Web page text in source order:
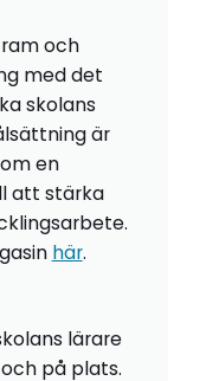
och
med det
skolans
är
en
att stärka
här.
lärare
på plats.